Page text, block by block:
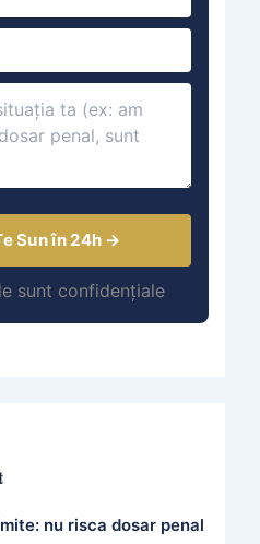
Sun în 24h →
sunt confidențiale
nu risca dosar penal